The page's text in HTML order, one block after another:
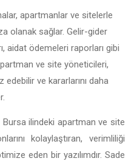
apartmanlar ve sitelerle
olanak sağlar. Gelir-gider
aidat ödemeleri raporları gibi
ve site yöneticileri,
ve kararlarını daha
ilindeki apartman ve site
kolaylaştıran, verimliliği
eden bir yazılımdır. Sade